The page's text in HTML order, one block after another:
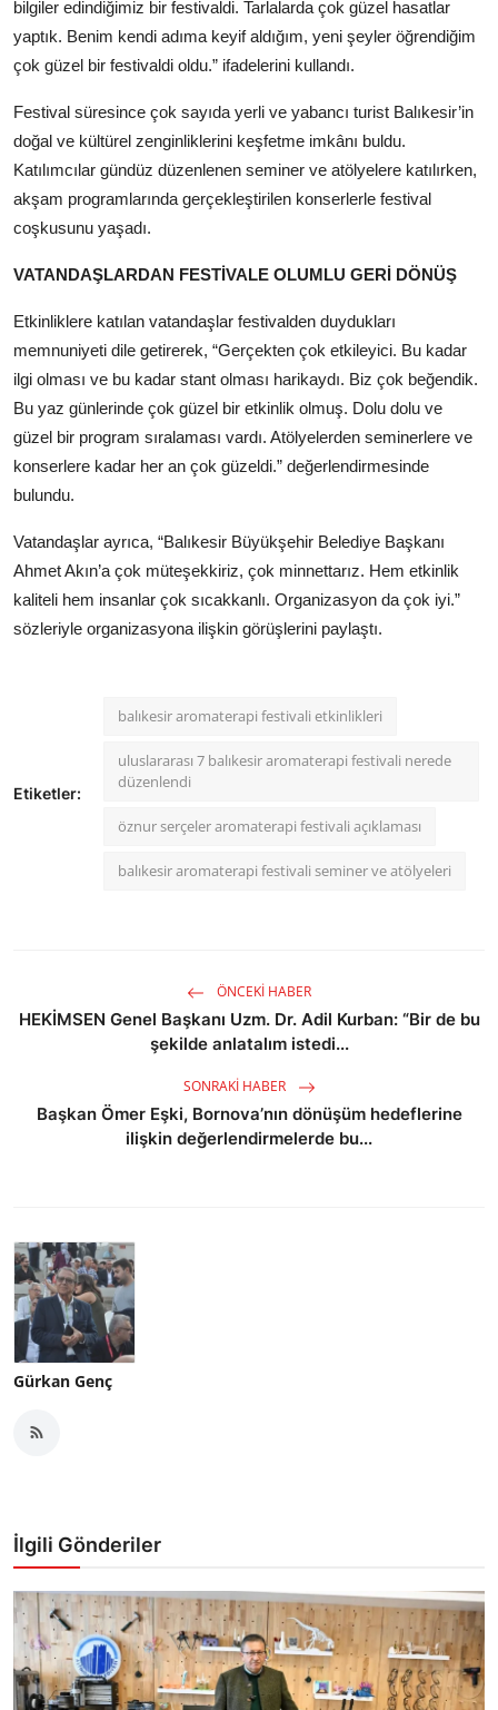
bilgiler edindiğimiz bir festivaldi. Tarlalarda çok güzel hasatlar
yaptık. Benim kendi adıma keyif aldığım, yeni şeyler öğrendiğim
çok güzel bir festivaldi oldu.” ifadelerini kullandı.
Festival süresince çok sayıda yerli ve yabancı turist Balıkesir’in
doğal ve kültürel zenginliklerini keşfetme imkânı buldu.
Katılımcılar gündüz düzenlenen seminer ve atölyelere katılırken,
akşam programlarında gerçekleştirilen konserlerle festival
coşkusunu yaşadı.
VATANDAŞLARDAN FESTİVALE OLUMLU GERİ DÖNÜŞ
Etkinliklere katılan vatandaşlar festivalden duydukları
memnuniyeti dile getirerek, “Gerçekten çok etkileyici. Bu kadar
ilgi olması ve bu kadar stant olması harikaydı. Biz çok beğendik.
Bu yaz günlerinde çok güzel bir etkinlik olmuş. Dolu dolu ve
güzel bir program sıralaması vardı. Atölyelerden seminerlere ve
konserlere kadar her an çok güzeldi.” değerlendirmesinde
bulundu.
Vatandaşlar ayrıca, “Balıkesir Büyükşehir Belediye Başkanı
Ahmet Akın’a çok müteşekkiriz, çok minnettarız. Hem etkinlik
kaliteli hem insanlar çok sıcakkanlı. Organizasyon da çok iyi.”
sözleriyle organizasyona ilişkin görüşlerini paylaştı.
Etiketler:
balıkesir aromaterapi festivali etkinlikleri
uluslararası 7 balıkesir aromaterapi festivali nerede
düzenlendi
öznur serçeler aromaterapi festivali açıklaması
balıkesir aromaterapi festivali seminer ve atölyeleri
ÖNCEKI HABER
HEKİMSEN Genel Başkanı Uzm. Dr. Adil Kurban: “Bir de bu
şekilde anlatalım istedi...
SONRAKI HABER
Başkan Ömer Eşki, Bornova’nın dönüşüm hedeflerine
ilişkin değerlendirmelerde bu...
Gürkan Genç
İlgili Gönderiler